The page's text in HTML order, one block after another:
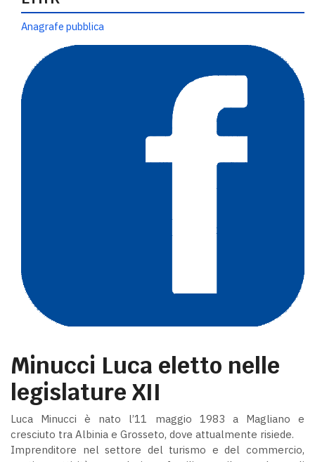
Anagrafe pubblica
Minucci Luca eletto nelle
legislature XII
Luca Minucci è nato l’11 maggio 1983 a Magliano e
cresciuto tra Albinia e Grosseto, dove attualmente risiede.
Imprenditore nel settore del turismo e del commercio,